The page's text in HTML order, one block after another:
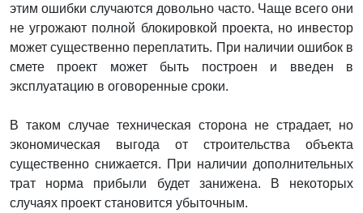
этим ошибки случаются довольно часто. Чаще всего они
не угрожают полной блокировкой проекта, но инвестор
может существенно переплатить. При наличии ошибок в
смете проект может быть построен и введен в
эксплуатацию в оговоренные сроки.
В таком случае техническая сторона не страдает, но
экономическая выгода от строительства объекта
существенно снижается. При наличии дополнительных
трат норма прибыли будет занижена. В некоторых
случаях проект становится убыточным.